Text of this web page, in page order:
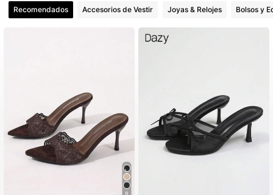
4,84 125K Seguidores
Recomendados Accesorios de Vestir Joyas & Relojes Bolsos y
8